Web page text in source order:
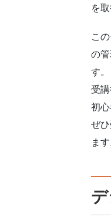
を
こ
の
す。
受
初
ぜ
ます